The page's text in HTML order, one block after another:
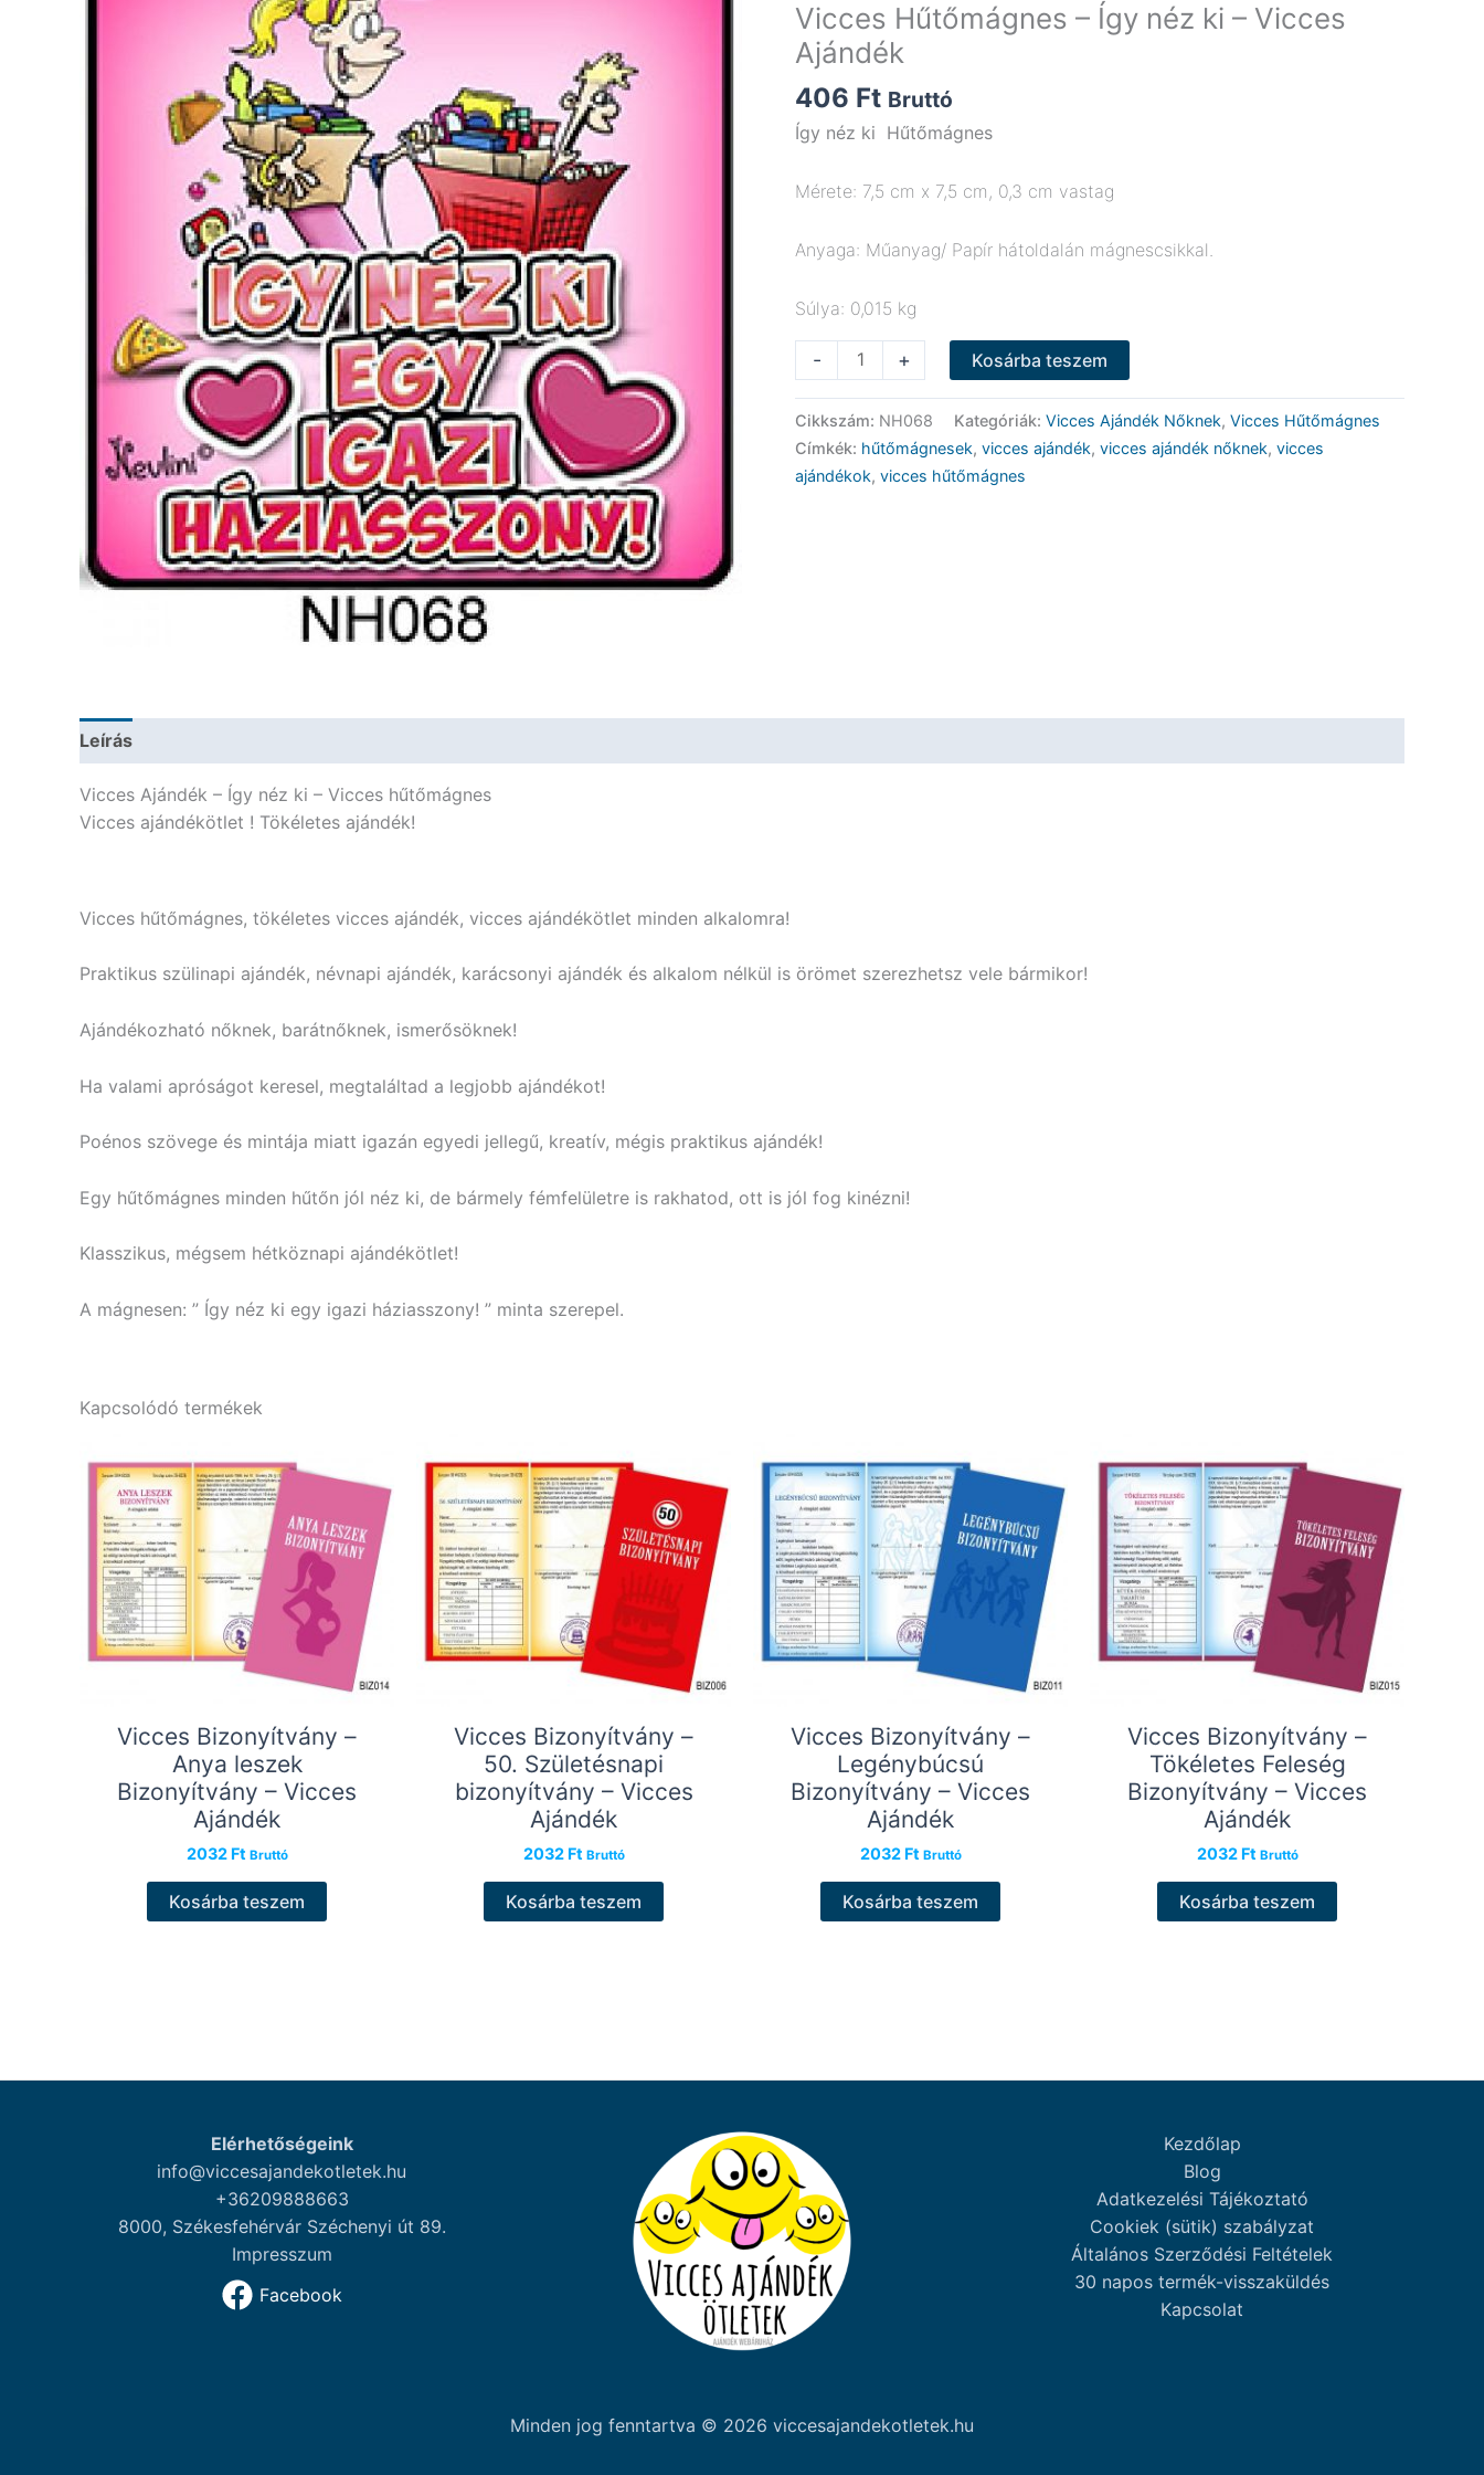
Vicces Hűtőmágnes – Így néz ki – Vicces
Ajándék
406 Ft Bruttó
Így néz ki Hűtőmágnes
Mérete: 7,5 cm x 7,5 cm, 0,3 cm vastag
Anyaga: Műanyag/ Papír hátoldalán mágnescsikkal.
Súlya: 0,015 kg
-
Hűtőmágnes
ki
+ Kosárba teszem
Cikkszám: NH068 Kategóriák: Vicces Ajándék Nőknek, Vicces Hűtőmágnes
Címkék: hűtőmágnesek, vicces ajándék, vicces ajándék nőknek, vicces
ajándékok, vicces hűtőmágnes
Leírás
Vicces Ajándék – Így néz ki – Vicces hűtőmágnes
Vicces ajándékötlet ! Tökéletes ajándék!
Vicces hűtőmágnes, tökéletes vicces ajándék, vicces ajándékötlet minden alkalomra!
Praktikus szülinapi ajándék, névnapi ajándék, karácsonyi ajándék és alkalom nélkül is örömet szerezhetsz vele bármikor!
Ajándékozható nőknek, barátnőknek, ismerősöknek!
Ha valami apróságot keresel, megtaláltad a legjobb ajándékot!
Poénos szövege és mintája miatt igazán egyedi jellegű, kreatív, mégis praktikus ajándék!
Egy hűtőmágnes minden hűtőn jól néz ki, de bármely fémfelületre is rakhatod, ott is jól fog kinézni!
Klasszikus, mégsem hétköznapi ajándékötlet!
A mágnesen: ” Így néz ki egy igazi háziasszony! ” minta szerepel.
Kapcsolódó termékek
Vicces Bizonyítvány –
Anya leszek
Bizonyítvány – Vicces
Ajándék
2032 Ft Bruttó
Kosárba teszem
Vicces Bizonyítvány –
50. Születésnapi
bizonyítvány – Vicces
Ajándék
2032 Ft Bruttó
Kosárba teszem
Vicces Bizonyítvány –
Legénybúcsú
Bizonyítvány – Vicces
Ajándék
2032 Ft Bruttó
Kosárba teszem
Vicces Bizonyítvány –
Tökéletes Feleség
Bizonyítvány – Vicces
Ajándék
2032 Ft Bruttó
Kosárba teszem
Elérhetőségeink
info@viccesajandekotletek.hu
+36209888663
8000, Székesfehérvár Széchenyi út 89.
Impresszum
Facebook
Kezdőlap
Blog
Adatkezelési Tájékoztató
Cookiek (sütik) szabályzat
Általános Szerződési Feltételek
30 napos termék-visszaküldés
Kapcsolat
Minden jog fenntartva © 2026 viccesajandekotletek.hu